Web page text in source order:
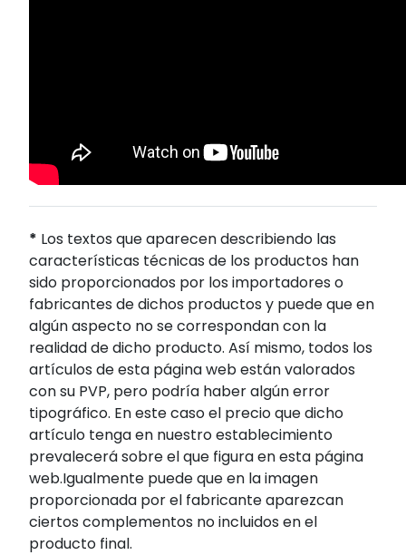
* Los textos que aparecen describiendo las
características técnicas de los productos han
sido proporcionados por los importadores o
fabricantes de dichos productos y puede que en
algún aspecto no se correspondan con la
realidad de dicho producto. Así mismo, todos los
artículos de esta página web están valorados
con su PVP, pero podría haber algún error
tipográfico. En este caso el precio que dicho
artículo tenga en nuestro establecimiento
prevalecerá sobre el que figura en esta página
web.Igualmente puede que en la imagen
proporcionada por el fabricante aparezcan
ciertos complementos no incluidos en el
producto final.